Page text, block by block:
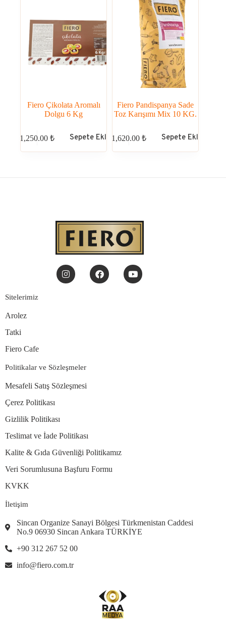
Fiero Çikolata Aromalı
Dolgu 6 Kg
1,250.00₺ Sepete Ekle
Fiero Pandispanya Sade
Toz Karışımı Mix 10 KG.
1,620.00₺ Sepete Ekle
Sitelerimiz
Arolez
Tatki
Fiero Cafe
Politikalar ve Sözleşmeler
Mesafeli Satış Sözleşmesi
Çerez Politikası
Gizlilik Politikası
Teslimat ve İade Politikası
Kalite & Gıda Güvenliği Politikamız
Veri Sorumlusuna Başfuru Formu
KVKK
İletişim
Sincan Organize Sanayi Bölgesi Türkmenistan Caddesi
No.9 06930 Sincan Ankara TÜRKİYE
+90 312 267 52 00
info@fiero.com.tr